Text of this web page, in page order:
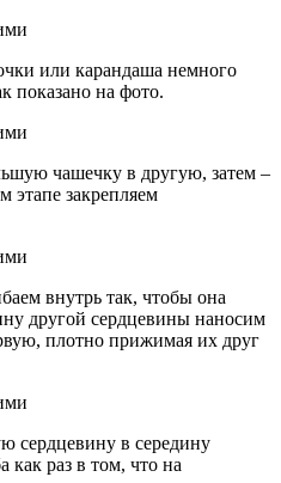
или карандаша немного
показано на фото.
чашечку в другую, затем –
закрепляем
внутрь так, чтобы она
другой сердцевины наносим
плотно прижимая их друг
сердцевину в середину
как раз в том, что на